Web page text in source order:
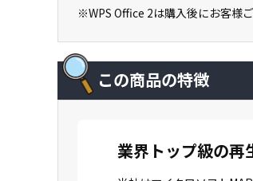
※WPS Office 2は購入後にお客様
この商品の特徴
業界トップ級の再